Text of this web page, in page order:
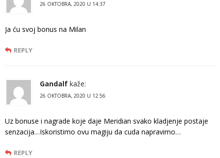
26 OKTOBRA, 2020 U 14:37
Ja ću svoj bonus na Milan
REPLY
Gandalf kaže:
26 OKTOBRA, 2020 U 12:56
Uz bonuse i nagrade koje daje Meridian svako kladjenje postaje
senzacija…Iskoristimo ovu magiju da cuda napravimo…
REPLY